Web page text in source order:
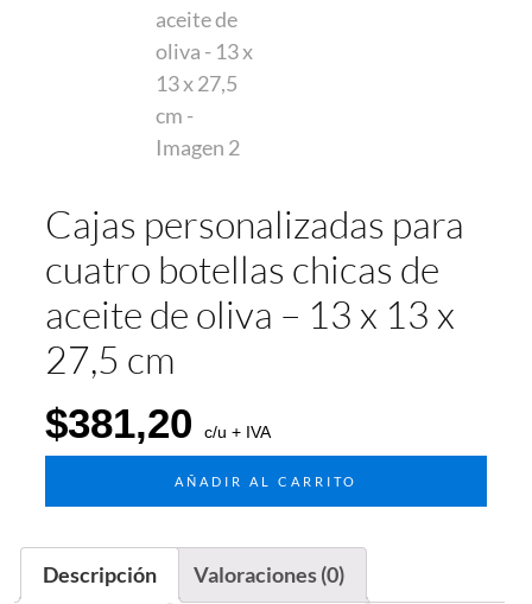
Cajas personalizadas para
cuatro botellas chicas de
aceite de oliva – 13 x 13 x
27,5 cm
$381,20 c/u + IVA
AÑADIR AL CARRITO
Descripción Valoraciones (0)